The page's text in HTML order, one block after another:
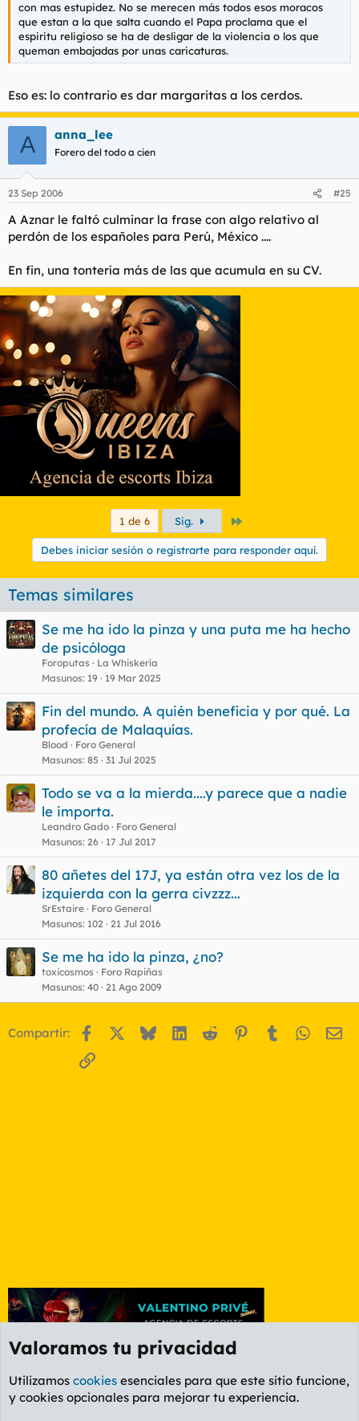
con mas estupidez. No se merecen más todos esos moracos
que estan a la que salta cuando el Papa proclama que el
espiritu religioso se ha de desligar de la violencia o los que
queman embajadas por unas caricaturas.
Eso es: lo contrario es dar margaritas a los cerdos.
A anna_lee
Forero del todo a cien
23 Sep 2006 #25
A Aznar le faltó culminar la frase con algo relativo al
perdón de los españoles para Perú, México ....
En fin, una tontería más de las que acumula en su CV.
1 de 6 Sig.
Debes iniciar sesión o registrarte para responder aquí.
Temas similares
Se me ha ido la pinza y una puta me ha hecho
de psicóloga
Foroputas
La Whiskería
Masunos 19 19 Mar 2025
Fin del mundo. A quién beneficia y por qué. La
profecía de Malaquías.
Blood
Foro General
Masunos 85 31 Jul 2025
Todo se va a la mierda....y parece que a nadie
le importa.
Leandro Gado
Foro General
Masunos 26 17 Jul 2017
80 añetes del 17J, ya están otra vez los de la
izquierda con la gerra civzzz...
SrEstaire
Foro General
Masunos 102 21 Jul 2016
Se me ha ido la pinza, ¿no?
toxicosmos
Foro Rapiñas
Masunos 40 21 Ago 2009
Compartir: Facebook BlueskyLinkedIn
Reddit Pinterest
Tumblr
Enlace
Foro Política
Valoramos tu privacidad
Utilizamos cookies esenciales para que este sitio funcione,
y cookies opcionales para mejorar tu experiencia.